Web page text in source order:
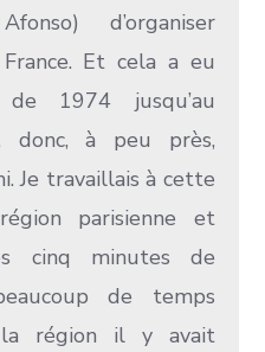
d’organiser
Et cela a eu
1974 jusqu’au
donc, à peu près,
Je travaillais à cette
parisienne et
cinq minutes de
de temps
région il y avait